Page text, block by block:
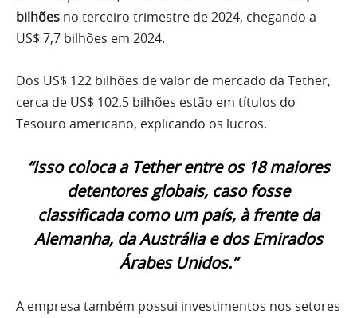
bilhões no terceiro trimestre de 2024, chegando a
US$ 7,7 bilhões em 2024.
Dos US$ 122 bilhões de valor de mercado da Tether,
cerca de US$ 102,5 bilhões estão em títulos do
Tesouro americano, explicando os lucros.
“Isso coloca a Tether entre os 18 maiores
detentores globais, caso fosse
classificada como um país, à frente da
Alemanha, da Austrália e dos Emirados
Árabes Unidos.”
A empresa também possui investimentos nos setores